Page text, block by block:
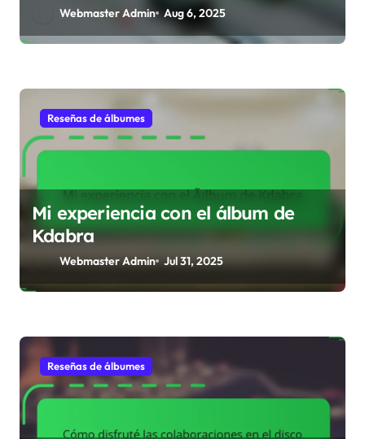
Webmaster Admin Aug 6, 2025
Reseñas de álbumes
Mi experiencia con el álbum de
Kdabra
Webmaster Admin Jul 31, 2025
Reseñas de álbumes